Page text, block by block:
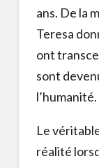
ans. De la
Teresa
ont
sont
l’humanité.
Le
réalité